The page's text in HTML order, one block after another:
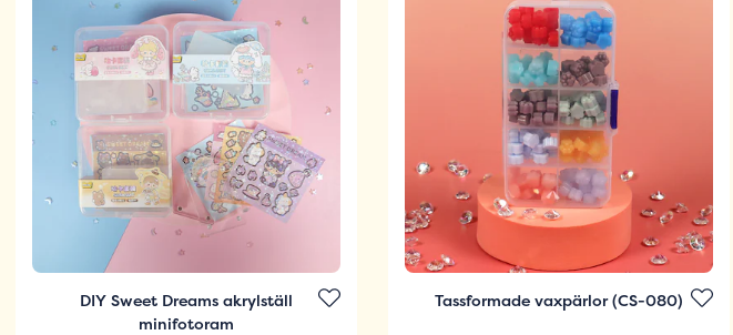
DIY Sweet Dreams akrylställ
minifotoram
Tassformade vaxpärlor (CS-080)